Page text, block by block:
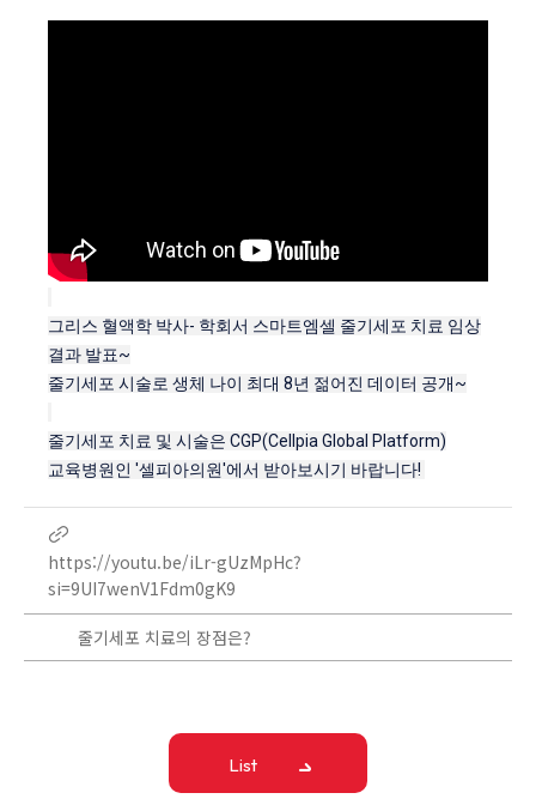
그리스 혈액학 박사- 학회서 스마트엠셀 줄기세포 치료 임상
결과 발표~
줄기세포 시술로 생체 나이 최대 8년 젊어진 데이터 공개~
줄기세포 치료 및 시술은 CGP(Cellpia Global Platform)
교육병원인 '셀피아의원'에서 받아보시기 바랍니다!
https://youtu.be/iLr-gUzMpHc?
si=9UI7wenV1Fdm0gK9
줄기세포 치료의 장점은?
List